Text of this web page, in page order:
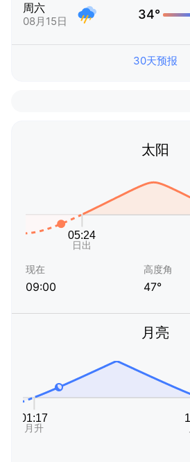
周六
08月15日 34°
30天预报
太阳
现在
09:00
高度角
47°
月亮